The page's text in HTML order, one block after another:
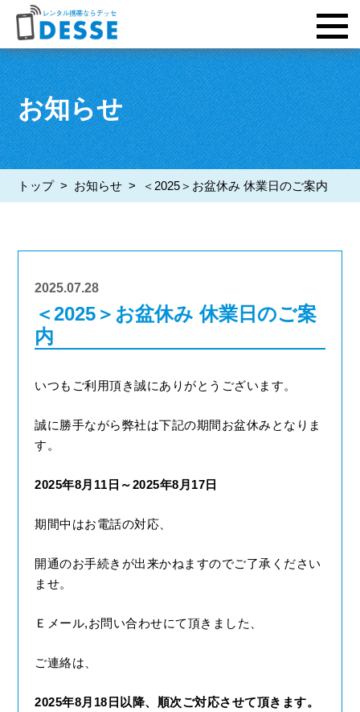
お知らせ
トップ> お知らせ > ＜2025＞お盆休み 休業日のご案内
2025.07.28
＜2025＞お盆休み 休業日のご案
内
いつもご利用頂き誠にありがとうございます。
誠に勝手ながら弊社は下記の期間お盆休みとなりま
す。
2025年8月11日～2025年8月17日
期間中はお電話の対応、
開通のお手続きが出来かねますのでご了承ください
ませ。
Ｅメール,お問い合わせにて頂きました、
ご連絡は、
2025年8月18日以降、順次ご対応させて頂きます。